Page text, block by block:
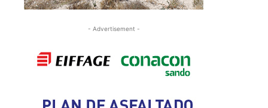
- Advertisement -